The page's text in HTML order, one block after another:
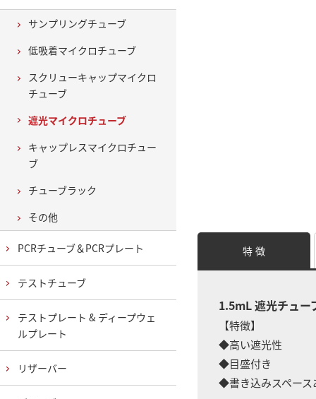
特 徴
1.5mL 遮光チュー
【特徴】
◆高い遮光性
◆目盛付き
◆書き込みスペース
サンプリングチューブ
低吸着マイクロチューブ
スクリューキャップマイクロ
チューブ
遮光マイクロチューブ
キャップレスマイクロチュー
ブ
チューブラック
その他
PCRチューブ＆PCRプレート
テストチューブ
テストプレート & ディープウェ
ルプレート
リザーバー